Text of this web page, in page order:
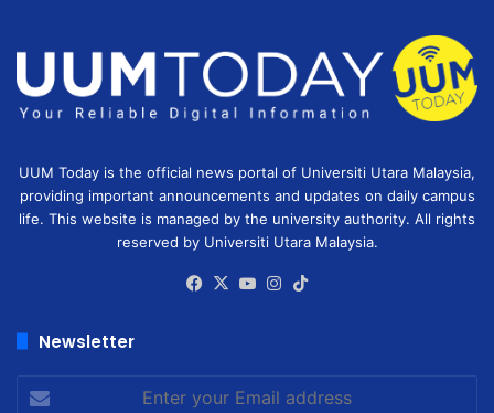
UUM Today is the official news portal of Universiti Utara Malaysia,
providing important announcements and updates on daily campus
life. This website is managed by the university authority. All rights
reserved by Universiti Utara Malaysia.
Facebook
X YouTubeInstagram
Newsletter